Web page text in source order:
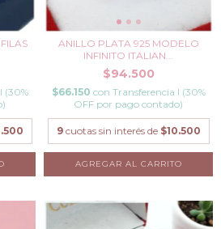
(30%
ANILLO PLATA 925 MODELO
INFINITO ITALIAN...
$94.500
$66.150 con Transferencia I (30%
OFF por pago contado)
9 cuotas sin interés de $10.500
AGREGAR AL CARRITO